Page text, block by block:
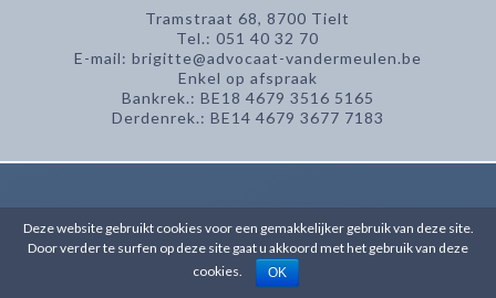
Tramstraat 68, 8700 Tielt
Tel.: 051 40 32 70
E-mail: brigitte@advocaat-vandermeulen.be
Enkel op afspraak
Bankrek.: BE18 4679 3516 5165
Derdenrek.: BE14 4679 3677 7183
Deze website gebruikt cookies voor een gemakkelijker gebruik van deze site.
Door verder te surfen op deze site gaat u akkoord met het gebruik van deze
cookies.
OK